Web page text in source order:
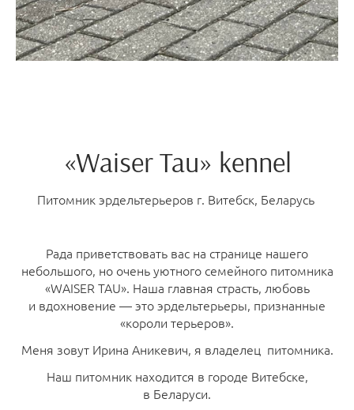
«Waiser Tau» kennel
Питомник эрдельтерьеров г. Витебск, Беларусь
Рада приветствовать вас на странице нашего
небольшого, но очень уютного семейного питомника
«WAISER TAU». Наша главная страсть, любовь
и вдохновение — это эрдельтерьеры, признанные
«короли терьеров».
Меня зовут Ирина Аникевич, я владелец питомника.
Наш питомник находится в городе Витебске,
в Беларуси.